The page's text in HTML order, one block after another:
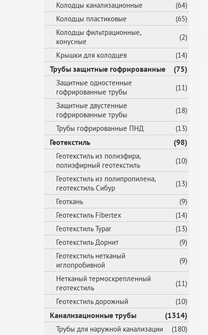
Колодцы канализационные
(64)
Колодцы пластиковые
(65)
Колодцы фильтрационные,
конусные
(2)
Крышки для колодцев
(14)
Трубы защитные гофрированные (75)
Защитные одностенные
гофрированные трубы
(11)
Защитные двустенные
гофрированные трубы
(18)
Трубы гофрированные ПНД
(13)
Геотекстиль (98)
Геотекстиль из полиэфира,
полиэфирный геотекстиль
(10)
Геотекстиль из полипропилена,
геотекстиль Сибур
(13)
Геоткань
(9)
Геотекстиль Fibertex
(14)
Геотекстиль Typar
(13)
Геотекстиль Дорнит
(9)
Геотекстиль нетканый
иглопробивной
(9)
Нетканый термоскрепленный
геотекстиль
(11)
Геотекстиль дорожный
(10)
Канализационные трубы (1314)
Трубы для наружной канализации
(180)